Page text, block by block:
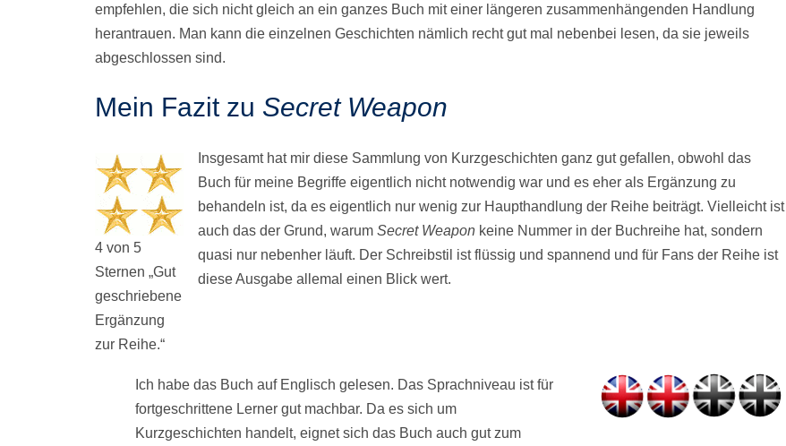
empfehlen, die sich nicht gleich an ein ganzes Buch mit einer längeren zusammenhängenden Handlung
herantrauen. Man kann die einzelnen Geschichten nämlich recht gut mal nebenbei lesen, da sie jeweils
abgeschlossen sind.
Mein Fazit zu Secret Weapon
4 von 5
Sternen „Gut
geschriebene
Ergänzung
zur Reihe.“
Insgesamt hat mir diese Sammlung von Kurzgeschichten ganz gut gefallen, obwohl das
Buch für meine Begriffe eigentlich nicht notwendig war und es eher als Ergänzung zu
behandeln ist, da es eigentlich nur wenig zur Haupthandlung der Reihe beiträgt. Vielleicht ist
auch das der Grund, warumSecret Weapon keine Nummer in der Buchreihe hat, sondern
quasi nur nebenher läuft. Der Schreibstil ist flüssig und spannend und für Fans der Reihe ist
diese Ausgabe allemal einen Blick wert.
Ich habe das Buch auf Englisch gelesen. Das Sprachniveau ist für
fortgeschrittene Lerner gut machbar. Da es sich um
Kurzgeschichten handelt, eignet sich das Buch auch gut zum